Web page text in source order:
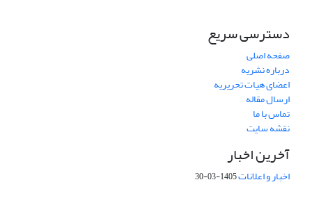
دسترسی سریع
صفحه اصلی
درباره نشریه
اعضای هیات تحریریه
ارسال مقاله
تماس با ما
نقشه سایت
آخرین اخبار
اخبار و اعلانات1405-03-30